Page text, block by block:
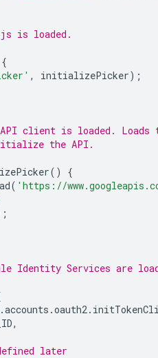
is loaded.
{
, initializePicker);
client is loaded. Loads
the API.
()
{
( 'https://
Identity Services are
.accounts .oauth2.
,
later